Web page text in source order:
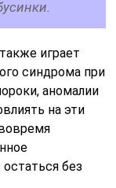
играет
синдрома при
аномалии
на эти
без